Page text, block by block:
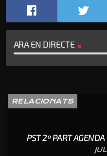
ARA EN DIRECTE
RELACIONATS
PST 2ª PART